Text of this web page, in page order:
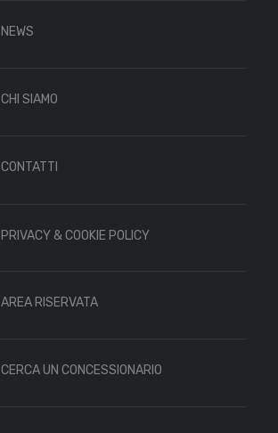
NEWS
CHI SIAMO
CONTATTI
PRIVACY & COOKIE POLICY
AREA RISERVATA
CERCA UN CONCESSIONARIO